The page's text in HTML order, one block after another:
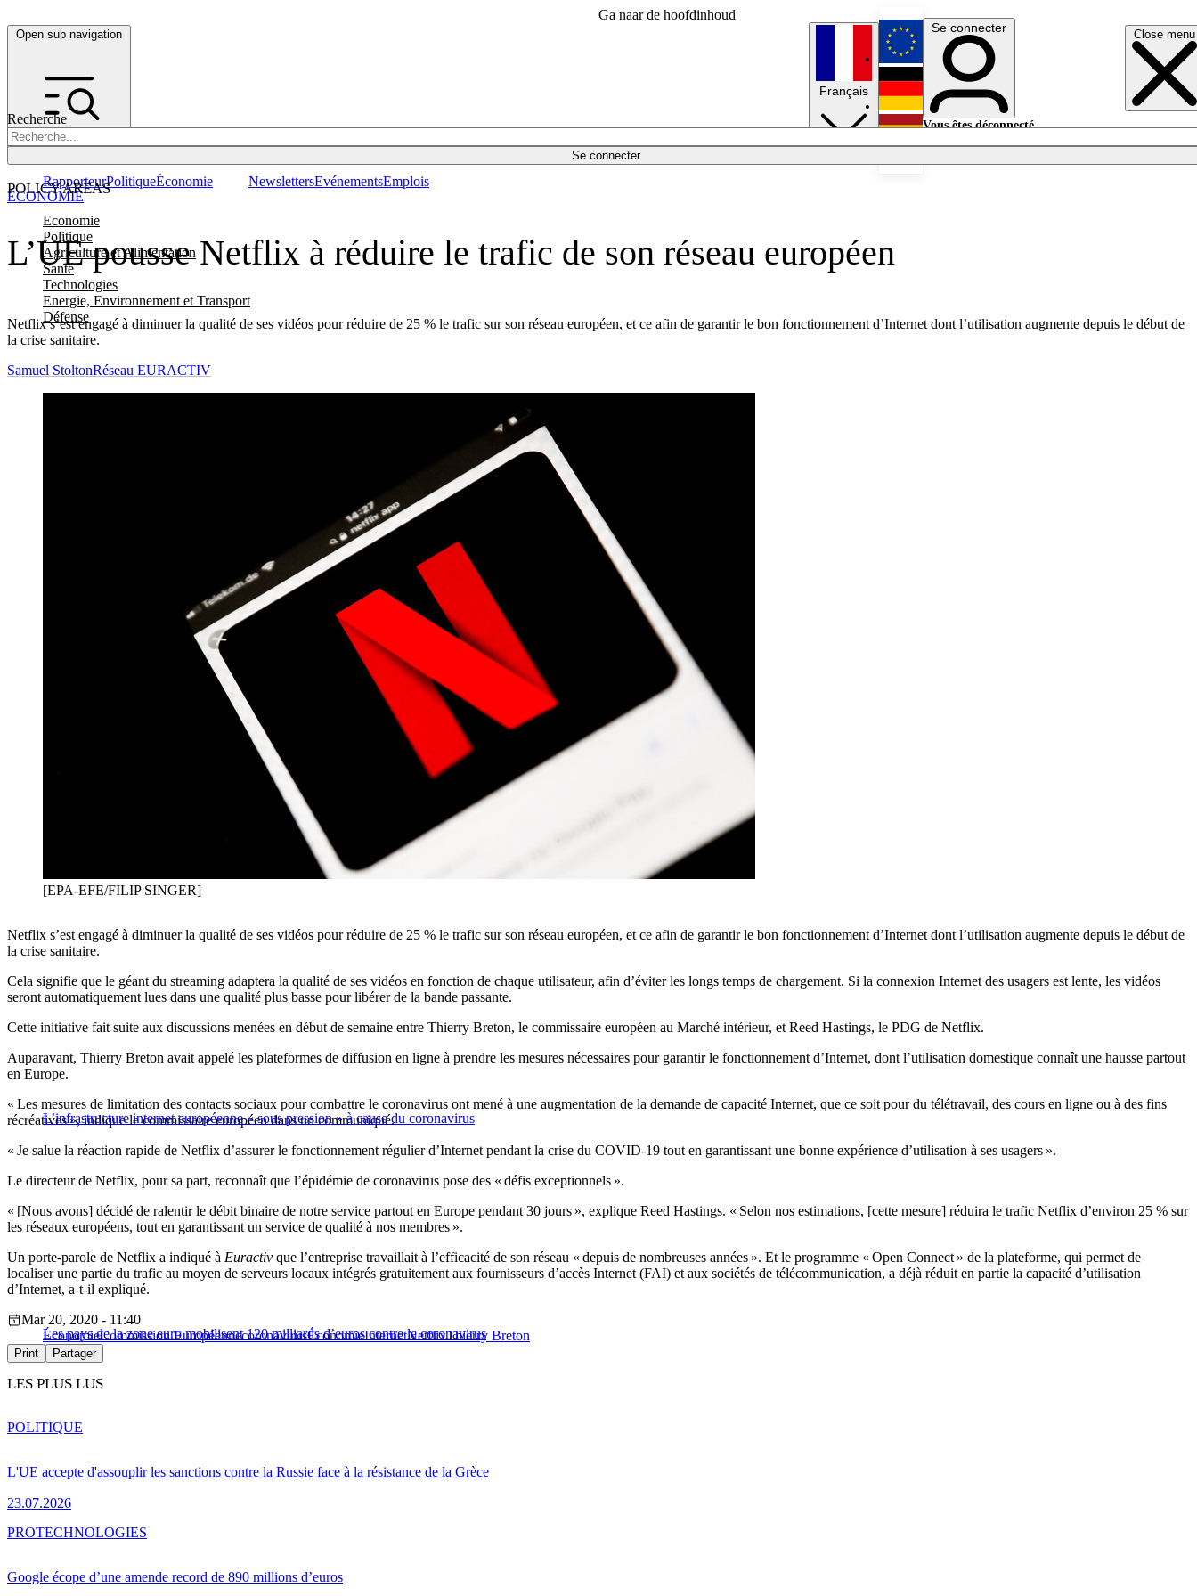
Ga naar de hoofdinhoud
Open sub navigation Close menu
Recherche
Se connecter
POLICY AREAS
Economie
Politique
Agriculture et Alimentation
Santé
Technologies
Energie, Environnement et Transport
Défense
RapporteurPolitiqueÉconomie NewslettersEvénementsEmplois
Français
English
Deutsch
Se connecter
Vous êtes déconnecté.
L’UE pousse Netflix à réduire le trafic de son réseau européen
Netflix s’est engagé à diminuer la qualité de ses vidéos pour réduire de 25 % le trafic sur son réseau européen, et ce afin de garantir le bon fonctionnement d’Internet dont l’utilisation augmente depuis le début de
la crise sanitaire.
ÉCONOMIE
Samuel StoltonRéseau EURACTIV
[EPA-EFE/FILIP SINGER]
Netflix s’est engagé à diminuer la qualité de ses vidéos pour réduire de 25 % le trafic sur son réseau européen, et ce afin de garantir le bon fonctionnement d’Internet dont l’utilisation augmente depuis le début de
la crise sanitaire.
Cela signifie que le géant du streaming adaptera la qualité de ses vidéos en fonction de chaque utilisateur, afin d’éviter les longs temps de chargement. Si la connexion Internet des usagers est lente, les vidéos
seront automatiquement lues dans une qualité plus basse pour libérer de la bande passante.
Cette initiative fait suite aux discussions menées en début de semaine entre Thierry Breton, le commissaire européen au Marché intérieur, et Reed Hastings, le PDG de Netflix.
Auparavant, Thierry Breton avait appelé les plateformes de diffusion en ligne à prendre les mesures nécessaires pour garantir le fonctionnement d’Internet, dont l’utilisation domestique connaît une hausse partout
en Europe.
L’infrastructure internet européenne « sous pression » à cause du coronavirus
« Les mesures de limitation des contacts sociaux pour combattre le coronavirus ont mené à une augmentation de la demande de capacité Internet, que ce soit pour du télétravail, des cours en ligne ou à des fins
récréatives », indique le commissaire européen dans un communiqué.
« Je salue la réaction rapide de Netflix d’assurer le fonctionnement régulier d’Internet pendant la crise du COVID-19 tout en garantissant une bonne expérience d’utilisation à ses usagers ».
Le directeur de Netflix, pour sa part, reconnaît que l’épidémie de coronavirus pose des « défis exceptionnels ».
« [Nous avons] décidé de ralentir le débit binaire de notre service partout en Europe pendant 30 jours », explique Reed Hastings. « Selon nos estimations, [cette mesure] réduira le trafic Netflix d’environ 25 % sur
les réseaux européens, tout en garantissant un service de qualité à nos membres ».
Un porte-parole de Netflix a indiqué à Euractiv que l’entreprise travaillait à l’efficacité de son réseau « depuis de nombreuses années ». Et le programme « Open Connect » de la plateforme, qui permet de
localiser une partie du trafic au moyen de serveurs locaux intégrés gratuitement aux fournisseurs d’accès Internet (FAI) et aux sociétés de télécommunication, a déjà réduit en partie la capacité d’utilisation
d’Internet, a-t-il expliqué.
Les pays de la zone euro mobilisent 120 milliards d’euros contre le coronavirus
Mar 20, 2020 - 11:40
ÉconomieCommission EuropéennecoronavirusÉconomieInternetNetflixThierry Breton
Print Partager
LES PLUS LUS
L'UE accepte d'assouplir les sanctions contre la Russie face à la résistance de la Grèce
23.07.2026
POLITIQUE
Google écope d’une amende record de 890 millions d’euros
PROTECHNOLOGIES